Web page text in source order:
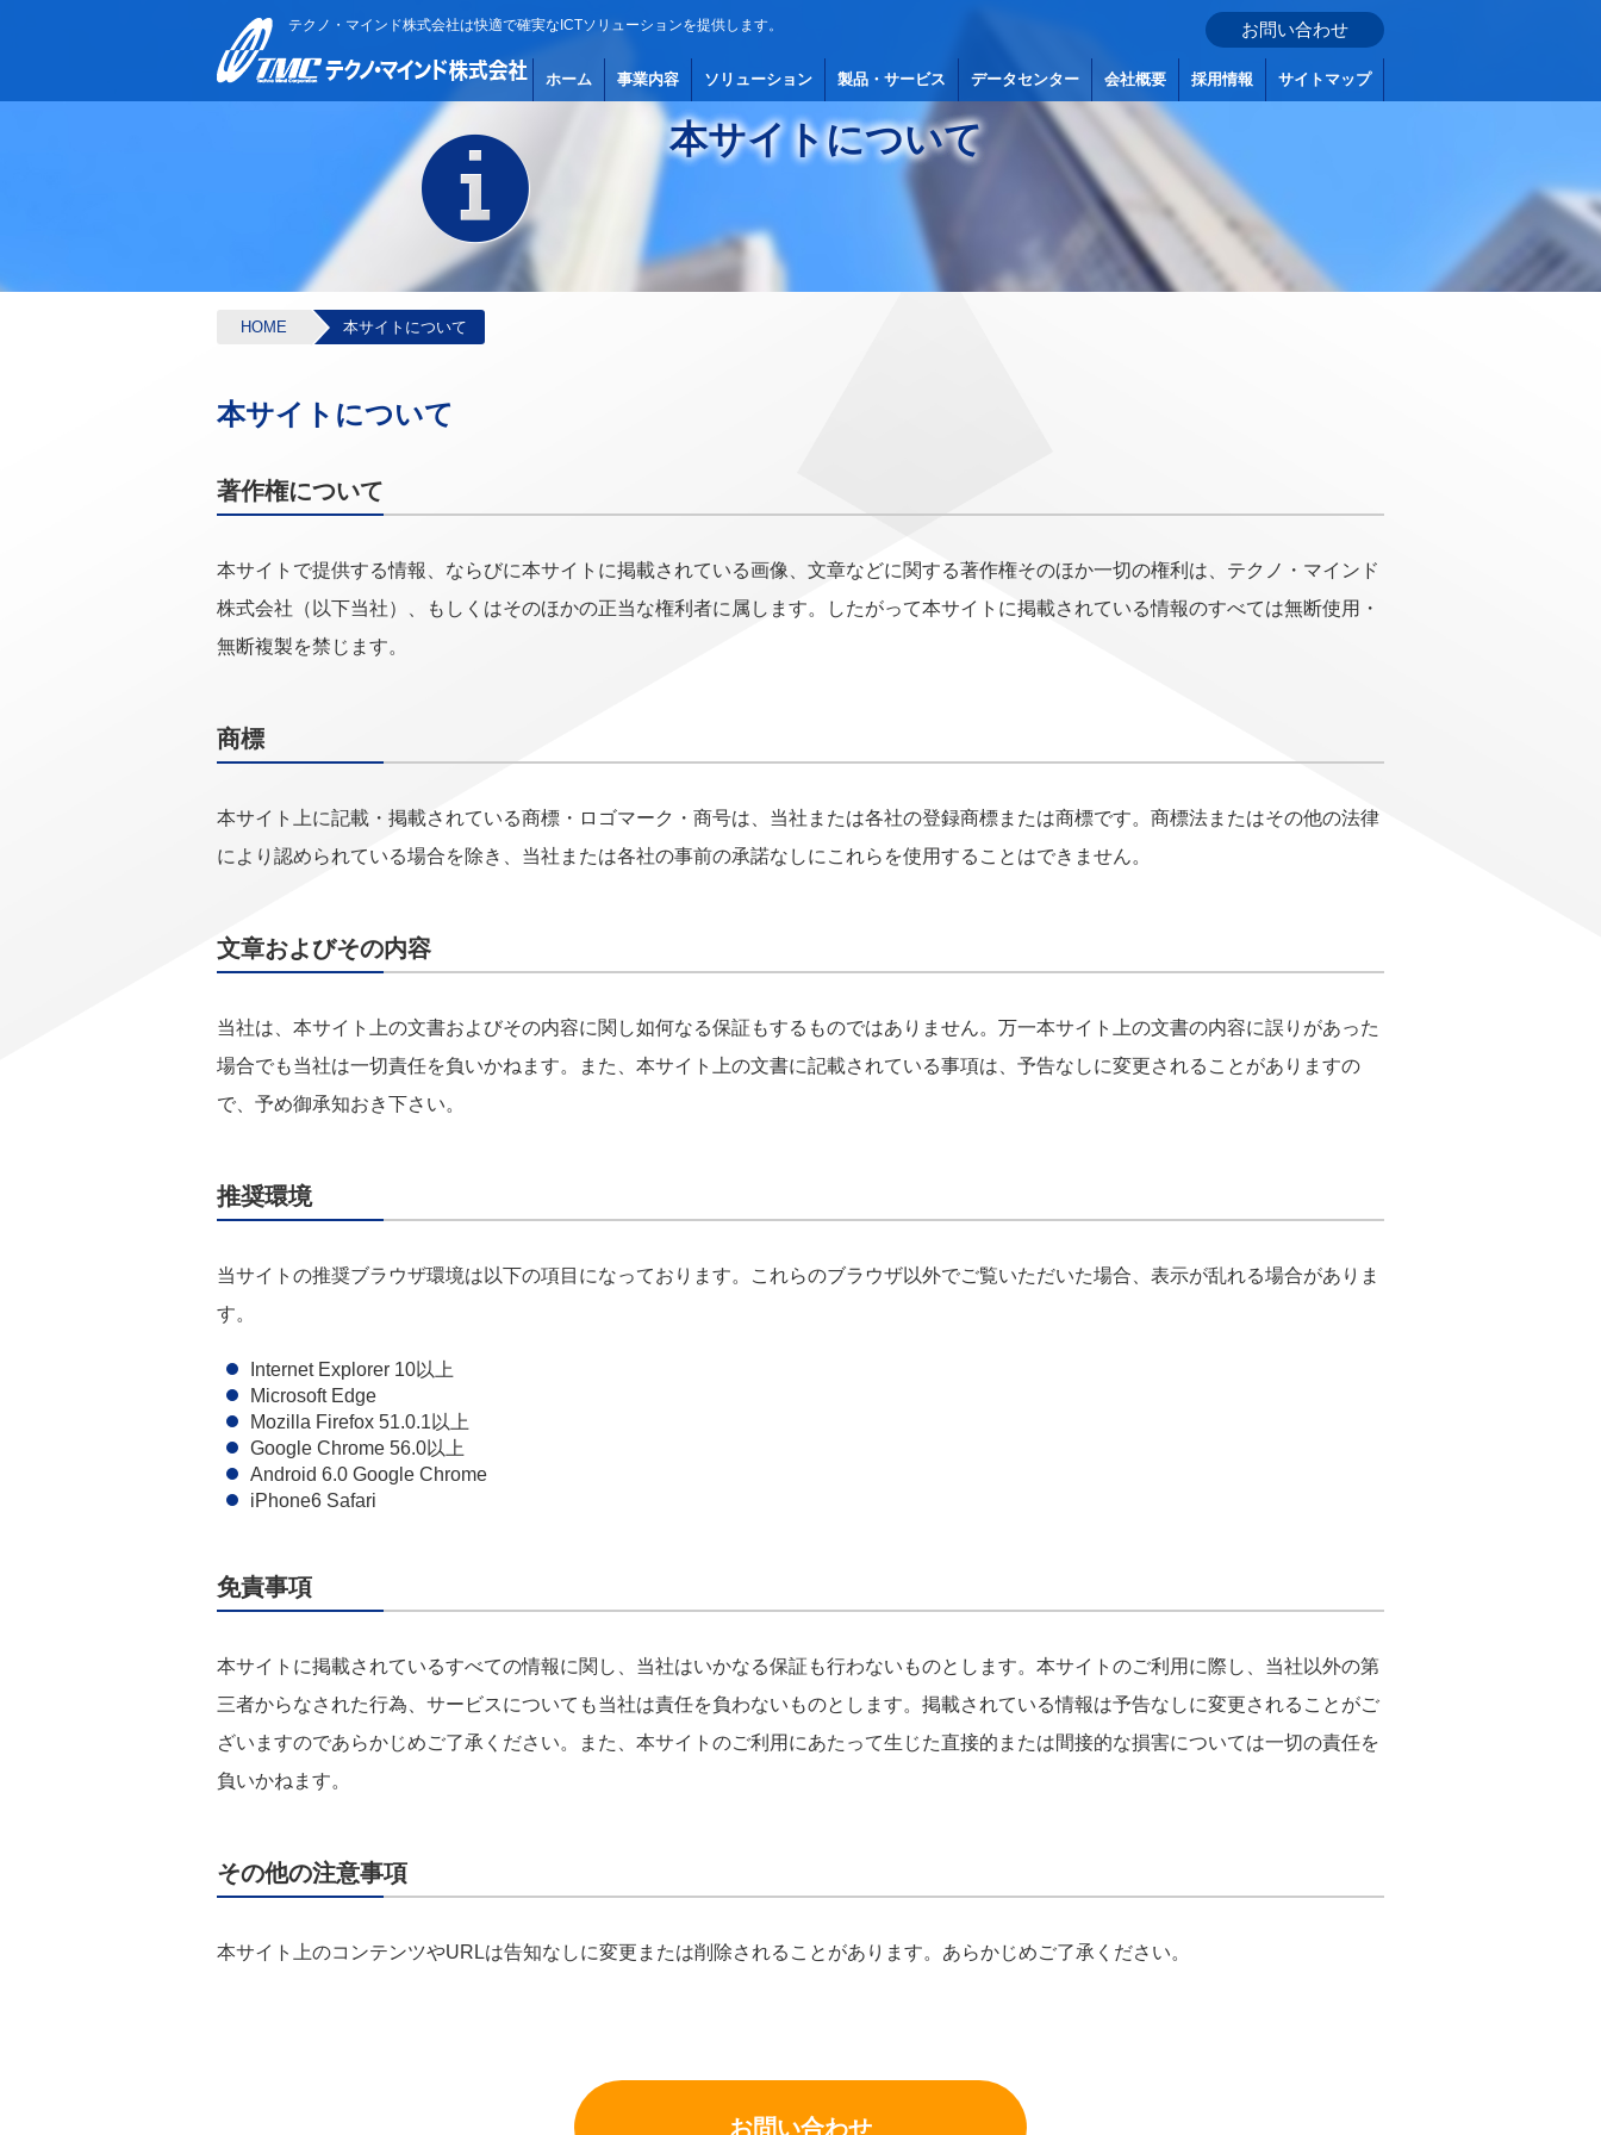
テクノ・マインド株式会社は快適で確実なICTソリューションを提供します。 お問い合わせ
ホーム 事業内容 ソリューション 製品・サービス データセンター 会社概要 採用情報 サイトマップ
本サイトについて
HOME 本サイトについて
本サイトについて
著作権について
本サイトで提供する情報、ならびに本サイトに掲載されている画像、文章などに関する著作権そのほか一切の権利は、テクノ・マインド
株式会社（以下当社）、もしくはそのほかの正当な権利者に属します。したがって本サイトに掲載されている情報のすべては無断使用・
無断複製を禁じます。
商標
本サイト上に記載・掲載されている商標・ロゴマーク・商号は、当社または各社の登録商標または商標です。商標法またはその他の法律
により認められている場合を除き、当社または各社の事前の承諾なしにこれらを使用することはできません。
文章およびその内容
当社は、本サイト上の文書およびその内容に関し如何なる保証もするものではありません。万一本サイト上の文書の内容に誤りがあった
場合でも当社は一切責任を負いかねます。また、本サイト上の文書に記載されている事項は、予告なしに変更されることがありますの
で、予め御承知おき下さい。
推奨環境
当サイトの推奨ブラウザ環境は以下の項目になっております。これらのブラウザ以外でご覧いただいた場合、表示が乱れる場合がありま
す。
Internet Explorer 10以上
Microsoft Edge
Mozilla Firefox 51.0.1以上
Google Chrome 56.0以上
Android 6.0 Google Chrome
iPhone6 Safari
免責事項
本サイトに掲載されているすべての情報に関し、当社はいかなる保証も行わないものとします。本サイトのご利用に際し、当社以外の第
三者からなされた行為、サービスについても当社は責任を負わないものとします。掲載されている情報は予告なしに変更されることがご
ざいますのであらかじめご了承ください。また、本サイトのご利用にあたって生じた直接的または間接的な損害については一切の責任を
負いかねます。
その他の注意事項
本サイト上のコンテンツやURLは告知なしに変更または削除されることがあります。あらかじめご了承ください。
お問い合わせ